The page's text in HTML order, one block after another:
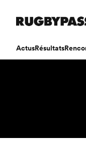
ActusRésultats